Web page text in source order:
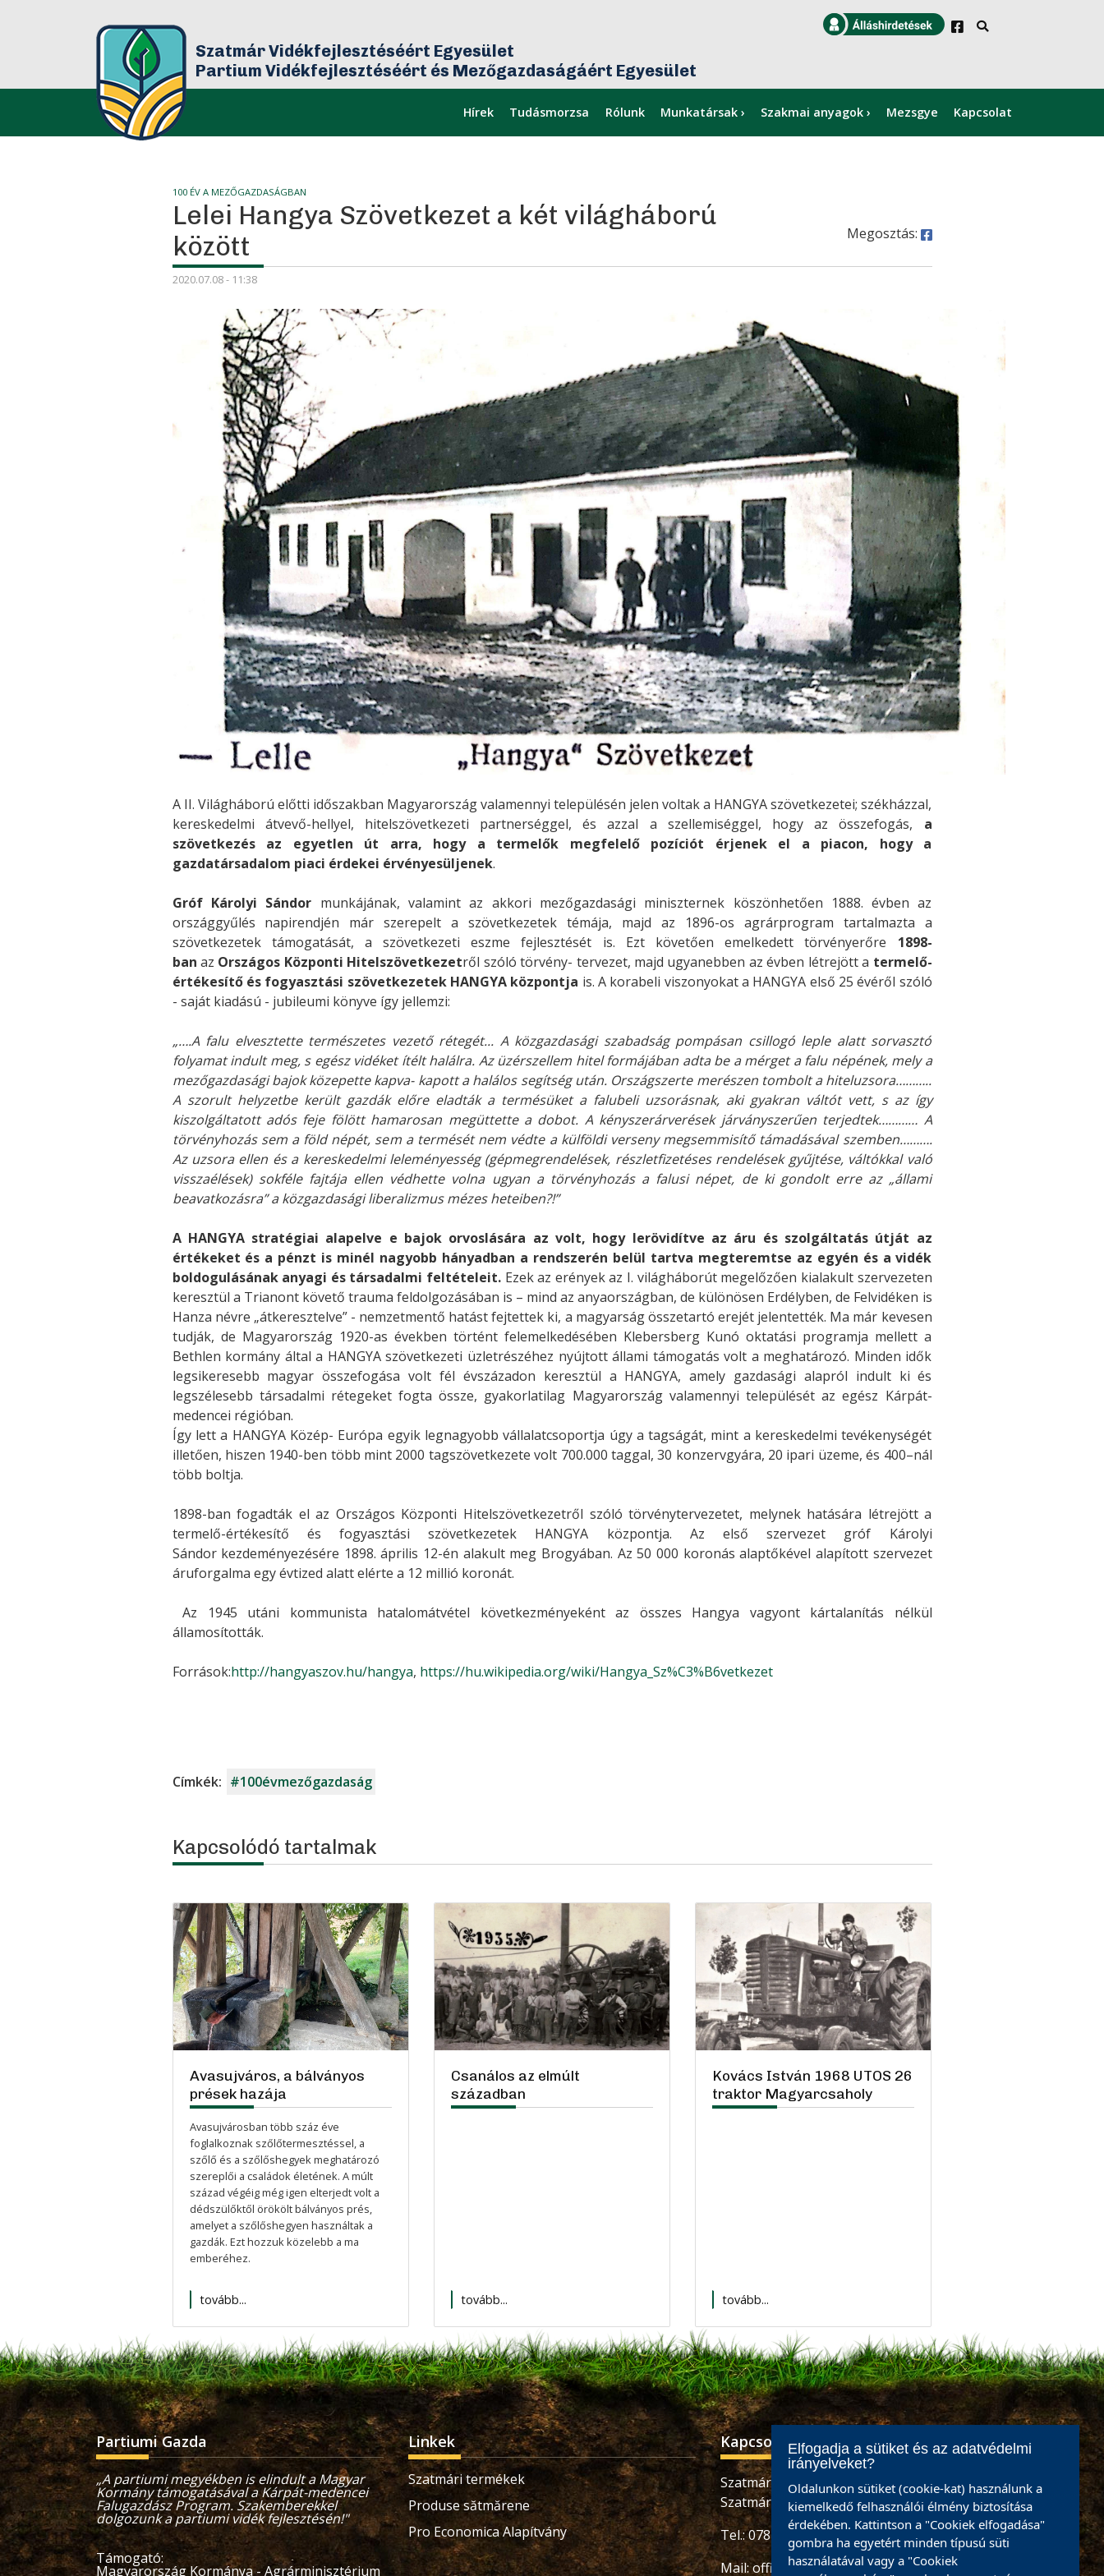
×
Szatmár Vidékfejlesztéséért Egyesület
Partium Vidékfejlesztéséért és Mezőgazdaságáért Egyesület
Hírek Tudásmorzsa Rólunk Munkatársak Szakmai anyagok Mezsgye Kapcsolat
100 ÉV A MEZŐGAZDASÁGBAN
Lelei Hangya Szövetkezet a két világháború
között
2020.07.08 - 11:38
Megosztás:
A II. Világháború előtti időszakban Magyarország valamennyi településén jelen voltak a HANGYA szövetkezetei; székházzal,
kereskedelmi átvevő-hellyel, hitelszövetkezeti partnerséggel, és azzal a szellemiséggel, hogy az összefogás, a
szövetkezés az egyetlen út arra, hogy a termelők megfelelő pozíciót érjenek el a piacon, hogy a
gazdatársadalom piaci érdekei érvényesüljenek.
Gróf Károlyi Sándor munkájának, valamint az akkori mezőgazdasági miniszternek köszönhetően 1888. évben az
országgyűlés napirendjén már szerepelt a szövetkezetek témája, majd az 1896-os agrárprogram tartalmazta a
szövetkezetek támogatását, a szövetkezeti eszme fejlesztését is. Ezt követően emelkedett törvényerőre 1898-
ban az Országos Központi Hitelszövetkezetről szóló törvény- tervezet, majd ugyanebben az évben létrejött a termelő-
értékesítő és fogyasztási szövetkezetek HANGYA központja is. A korabeli viszonyokat a HANGYA első 25 évéről szóló
- saját kiadású - jubileumi könyve így jellemzi:
„….A falu elvesztette természetes vezető rétegét... A közgazdasági szabadság pompásan csillogó leple alatt sorvasztó
folyamat indult meg, s egész vidéket ítélt halálra. Az üzérszellem hitel formájában adta be a mérget a falu népének, mely a
mezőgazdasági bajok közepette kapva- kapott a halálos segítség után. Országszerte merészen tombolt a hiteluzsora………..
A szorult helyzetbe került gazdák előre eladták a termésüket a falubeli uzsorásnak, aki gyakran váltót vett, s az így
kiszolgáltatott adós feje fölött hamarosan megüttette a dobot. A kényszerárverések járványszerűen terjedtek………… A
törvényhozás sem a föld népét, sem a termését nem védte a külföldi verseny megsemmisítő támadásával szemben……….
Az uzsora ellen és a kereskedelmi leleményesség (gépmegrendelések, részletfizetéses rendelések gyűjtése, váltókkal való
visszaélések) sokféle fajtája ellen védhette volna ugyan a törvényhozás a falusi népet, de ki gondolt erre az „állami
beavatkozásra” a közgazdasági liberalizmus mézes heteiben?!”
A HANGYA stratégiai alapelve e bajok orvoslására az volt, hogy lerövidítve az áru és szolgáltatás útját az
értékeket és a pénzt is minél nagyobb hányadban a rendszerén belül tartva megteremtse az egyén és a vidék
boldogulásának anyagi és társadalmi feltételeit.Ezek az erények az I. világháborút megelőzően kialakult szervezeten
keresztül a Trianont követő trauma feldolgozásában is – mind az anyaországban, de különösen Erdélyben, de Felvidéken is
Hanza névre „átkeresztelve” - nemzetmentő hatást fejtettek ki, a magyarság összetartó erejét jelentették. Ma már kevesen
tudják, de Magyarország 1920-as években történt felemelkedésében Klebersberg Kunó oktatási programja mellett a
Bethlen kormány által a HANGYA szövetkezeti üzletrészéhez nyújtott állami támogatás volt a meghatározó. Minden idők
legsikeresebb magyar összefogása volt fél évszázadon keresztül a HANGYA, amely gazdasági alapról indult ki és
legszélesebb társadalmi rétegeket fogta össze, gyakorlatilag Magyarország valamennyi települését az egész Kárpát-
medencei régióban.
Így lett a HANGYA Közép- Európa egyik legnagyobb vállalatcsoportja úgy a tagságát, mint a kereskedelmi tevékenységét
illetően, hiszen 1940-ben több mint 2000 tagszövetkezete volt 700.000 taggal, 30 konzervgyára, 20 ipari üzeme, és 400–nál
több boltja.
1898-ban fogadták el az Országos Központi Hitelszövetkezetről szóló törvénytervezetet, melynek hatására létrejött a
termelő-értékesítő és fogyasztási szövetkezetek HANGYA központja. Az első szervezet gróf Károlyi
Sándor kezdeményezésére 1898. április 12-én alakult meg Brogyában. Az 50 000 koronás alaptőkével alapított szervezet
áruforgalma egy évtized alatt elérte a 12 millió koronát.
Az 1945 utáni kommunista hatalomátvétel következményeként az összes Hangya vagyont kártalanítás nélkül
államosították.
Források:http://hangyaszov.hu/hangya, https://hu.wikipedia.org/wiki/Hangya_Sz%C3%B6vetkezet
Címkék: #100évmezőgazdaság
Kapcsolódó tartalmak
Avasujváros, a bálványos
prések hazája
Avasujvárosban több száz éve
foglalkoznak szőlőtermesztéssel, a
szőlő és a szőlőshegyek meghatározó
szereplői a családok életének. A múlt
század végéig még igen elterjedt volt a
dédszülőktől örökölt bálványos prés,
amelyet a szőlőshegyen használtak a
gazdák. Ezt hozzuk közelebb a ma
emberéhez.
tovább...
Csanálos az elmúlt
században
tovább...
Kovács István 1968 UTOS 26
traktor Magyarcsaholy
tovább...
Partiumi Gazda
„A partiumi megyékben is elindult a Magyar
Kormány támogatásával a Kárpát-medencei
Falugazdász Program. Szakemberekkel
dolgozunk a partiumi vidék fejlesztésén!"
Támogató:
Magyarország Kormánya - Agrárminisztérium
Linkek
Szatmári termékek
Produse sătmărene
Pro Economica Alapítvány
Kapcsolat
Szatmárnémeti, Retezatului utca, 32 szám,
Szatmár megye
Tel.: 0784465887 / 0733926673
Mail:office@partiumigazda.ro
Elfogadja a sütiket és az adatvédelmi
irányelveket?
Oldalunkon sütiket (cookie-kat) használunk a
kiemelkedő felhasználói élmény biztosítása
érdekében. Kattintson a "Cookiek elfogadása"
gombra ha egyetért minden típusú süti
használatával vagy a "Cookiek